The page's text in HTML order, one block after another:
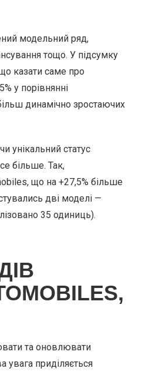
модельний ряд,
тощо. У підсумку
казати саме про
у порівнянні
динамічно зростаючих
унікальний статус
більше. Так,
що на +27,5% більше
дві моделі —
35 одиниць).
та оновлювати
увага приділяється